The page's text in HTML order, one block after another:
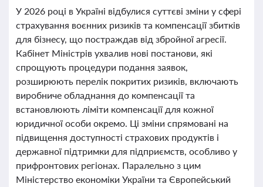
У 2026 році в Україні відбулися суттєві зміни у сфері
страхування воєнних ризиків та компенсації збитків
для бізнесу, що постраждав від збройної агресії.
Кабінет Міністрів ухвалив нові постанови, які
спрощують процедури подання заявок,
розширюють перелік покритих ризиків, включають
виробниче обладнання до компенсації та
встановлюють ліміти компенсації для кожної
юридичної особи окремо. Ці зміни спрямовані на
підвищення доступності страхових продуктів і
державної підтримки для підприємств, особливо у
прифронтових регіонах. Паралельно з цим
Міністерство економіки України та Європейський